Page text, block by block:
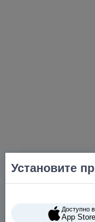
Установите
Доступно в
App Store